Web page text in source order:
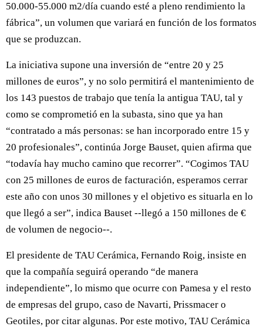
50.000-55.000 m2/día cuando esté a pleno rendimiento la
fábrica”, un volumen que variará en función de los formatos
que se produzcan.
La iniciativa supone una inversión de “entre 20 y 25
millones de euros”, y no solo permitirá el mantenimiento de
los 143 puestos de trabajo que tenía la antigua TAU, tal y
como se comprometió en la subasta, sino que ya han
“contratado a más personas: se han incorporado entre 15 y
20 profesionales”, continúa Jorge Bauset, quien afirma que
“todavía hay mucho camino que recorrer”. “Cogimos TAU
con 25 millones de euros de facturación, esperamos cerrar
este año con unos 30 millones y el objetivo es situarla en lo
que llegó a ser”, indica Bauset --llegó a 150 millones de €
de volumen de negocio--.
El presidente de TAU Cerámica, Fernando Roig, insiste en
que la compañía seguirá operando “de manera
independiente”, lo mismo que ocurre con Pamesa y el resto
de empresas del grupo, caso de Navarti, Prissmacer o
Geotiles, por citar algunas. Por este motivo, TAU Cerámica